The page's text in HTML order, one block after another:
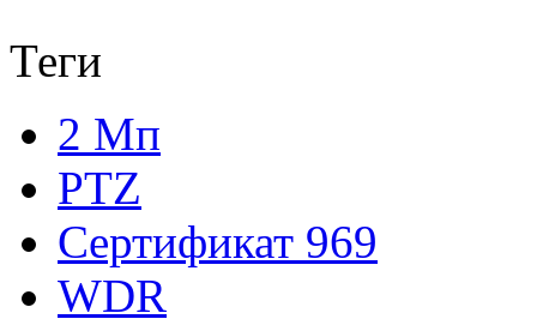
Теги
2 Мп
PTZ
Сертификат 969
WDR